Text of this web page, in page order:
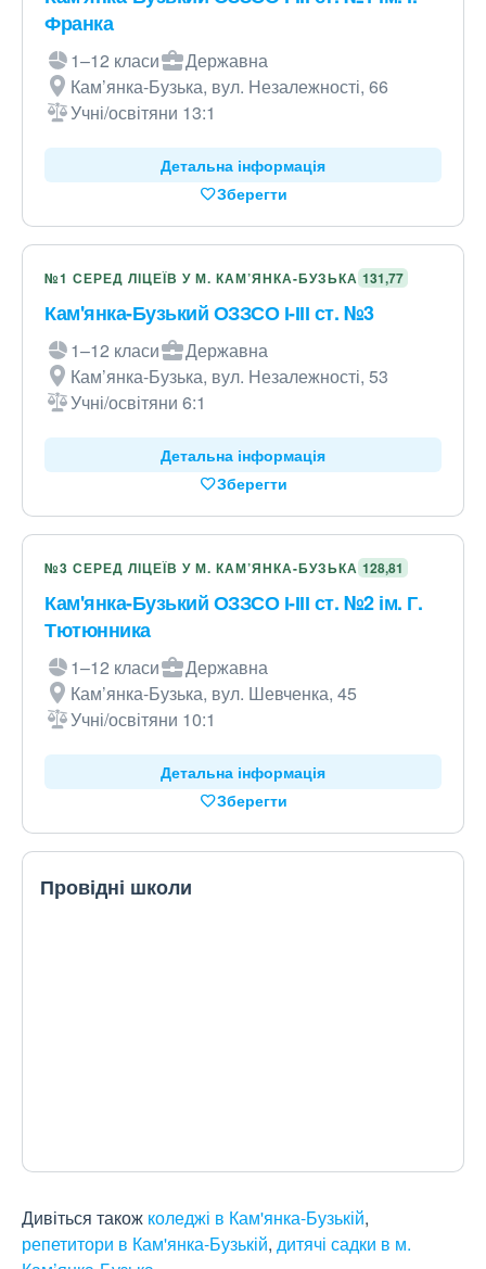
Франка
1–12 класи
Державна
Кам’янка-Бузька, вул. Незалежності, 66
Учні/освітяни 13:1
Детальна інформація
Зберегти
№1 СЕРЕД ЛІЦЕЇВ У М. КАМ’ЯНКА-БУЗЬКА 131,77
Кам'янка-Бузький ОЗЗСО І-ІІІ ст. №3
1–12 класи
Державна
Кам’янка-Бузька, вул. Незалежності, 53
Учні/освітяни 6:1
Детальна інформація
Зберегти
№3 СЕРЕД ЛІЦЕЇВ У М. КАМ’ЯНКА-БУЗЬКА 128,81
Кам'янка-Бузький ОЗЗСО І-ІІІ ст. №2 ім. Г.
Тютюнника
1–12 класи
Державна
Кам’янка-Бузька, вул. Шевченка, 45
Учні/освітяни 10:1
Детальна інформація
Зберегти
Провідні школи
Дивіться також коледжі в Кам'янка-Бузькій,
репетитори в Кам'янка-Бузькій, дитячі садки в м.